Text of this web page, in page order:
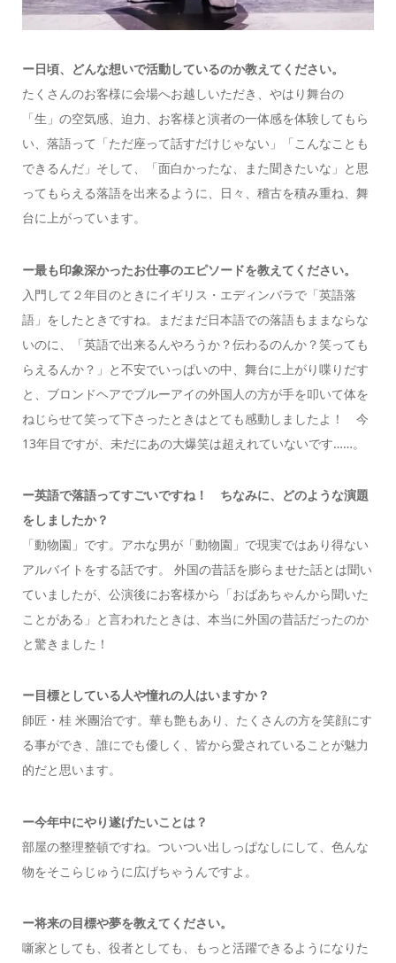
ー日頃、どんな想いで活動しているのか教えてください。
たくさんのお客様に会場へお越しいただき、やはり舞台の
「生」の空気感、迫力、お客様と演者の一体感を体験してもら
い、落語って「ただ座って話すだけじゃない」「こんなことも
できるんだ」そして、「面白かったな、また聞きたいな」と思
ってもらえる落語を出来るように、日々、稽古を積み重ね、舞
台に上がっています。
ー最も印象深かったお仕事のエピソードを教えてください。
入門して２年目のときにイギリス・エディンバラで「英語落
語」をしたときですね。まだまだ日本語での落語もままならな
いのに、「英語で出来るんやろうか？伝わるのんか？笑っても
らえるんか？」と不安でいっぱいの中、舞台に上がり喋りだす
と、ブロンドヘアでブルーアイの外国人の方が手を叩いて体を
ねじらせて笑って下さったときはとても感動しましたよ！ 今
13年目ですが、未だにあの大爆笑は超えれていないです……。
ー英語で落語ってすごいですね！ ちなみに、どのような演題
をしましたか？
「動物園」です。アホな男が「動物園」で現実ではあり得ない
アルバイトをする話です。 外国の昔話を膨らませた話とは聞い
ていましたが、公演後にお客様から「おばあちゃんから聞いた
ことがある」と言われたときは、本当に外国の昔話だったのか
と驚きました！
ー目標としている人や憧れの人はいますか？
師匠・桂 米團治です。華も艶もあり、たくさんの方を笑顔にす
る事ができ、誰にでも優しく、皆から愛されていることが魅力
的だと思います。
ー今年中にやり遂げたいことは？
部屋の整理整頓ですね。ついつい出しっぱなしにして、色んな
物をそこらじゅうに広げちゃうんですよ。
ー将来の目標や夢を教えてください。
噺家としても、役者としても、もっと活躍できるようになりた